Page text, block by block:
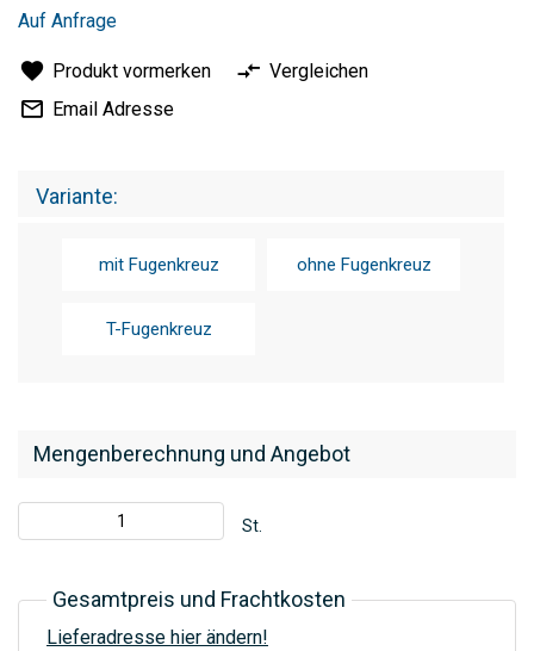
springen
Mengenberechnung und Angebot
St.
Gesamtpreis und Frachtkosten
Lieferadresse hier ändern!
Auf Anfrage
Produkt vormerken
Vergleichen
Email Adresse
Variante
mit Fugenkreuz ohne Fugenkreuz
T-Fugenkreuz